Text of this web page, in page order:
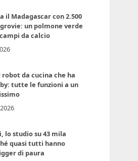
il Madagascar con 2.500
un polmone verde
da calcio
da cucina che ha
tutte le funzioni a un
lo studio su 43 mila
quasi tutti hanno
di paura